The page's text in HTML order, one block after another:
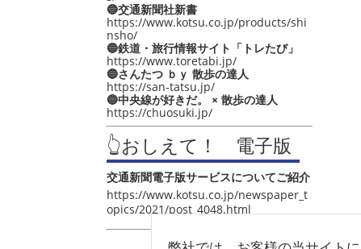
🔵交通新聞社新書
https://www.kotsu.co.jp/products/shi
nsho/
🔵鉄道・旅行情報サイト「トレたび」
https://www.toretabi.jp/
🔵さんたつ ｂｙ 散歩の達人
https://san-tatsu.jp/
🔵中央線が好きだ。 × 散歩の達人
https://chuosuki.jp/
👆おしえて！ 電子版
交通新聞電子版サービスについてご紹介
https://www.kotsu.co.jp/newspaper_t
opics/2021/post_4048.html